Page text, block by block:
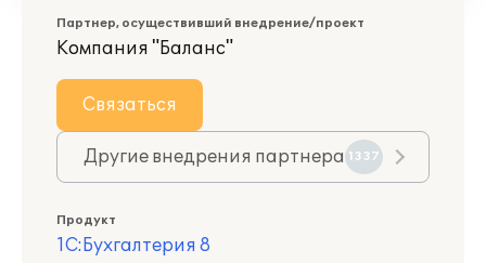
Партнер, осуществивший внедрение/проект
Компания "Баланс"
Связаться
Другие внедрения партнера 1337
Продукт
1С:Бухгалтерия 8